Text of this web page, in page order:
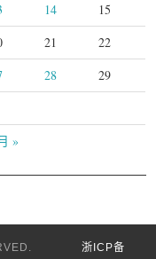
»
14
15
21
22
28
29
浙ICP备